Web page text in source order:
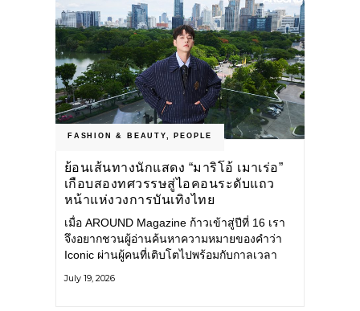
FASHION & BEAUTY, PEOPLE
ย้อนเส้นทางนักแสดง “มาริโอ้ เมาเร่อ”
เกือบสองทศวรรษสู่ไอคอนระดับแถว
หน้าแห่งวงการบันเทิงไทย
เมื่อ AROUND Magazine ก้าวเข้าสู่ปีที่ 16 เรา
จึงอยากชวนผู้อ่านค้นหาความหมายของคำว่า
Iconic ผ่านผู้คนที่เติบโตไปพร้อมกับกาลเวลา
คือ มาริโอ้ เมาเร่อ
July 19, 2026